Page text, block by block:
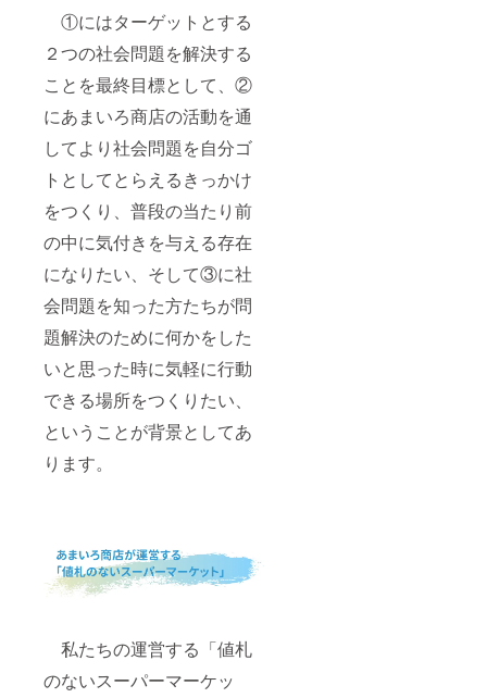
①にはターゲットとする
２つの社会問題を解決する
ことを最終目標として、②
にあまいろ商店の活動を通
してより社会問題を自分ゴ
トとしてとらえるきっかけ
をつくり、普段の当たり前
の中に気付きを与える存在
になりたい、そして③に社
会問題を知った方たちが問
題解決のために何かをした
いと思った時に気軽に行動
できる場所をつくりたい、
ということが背景としてあ
ります。
私たちの運営する「値札
のないスーパーマーケッ